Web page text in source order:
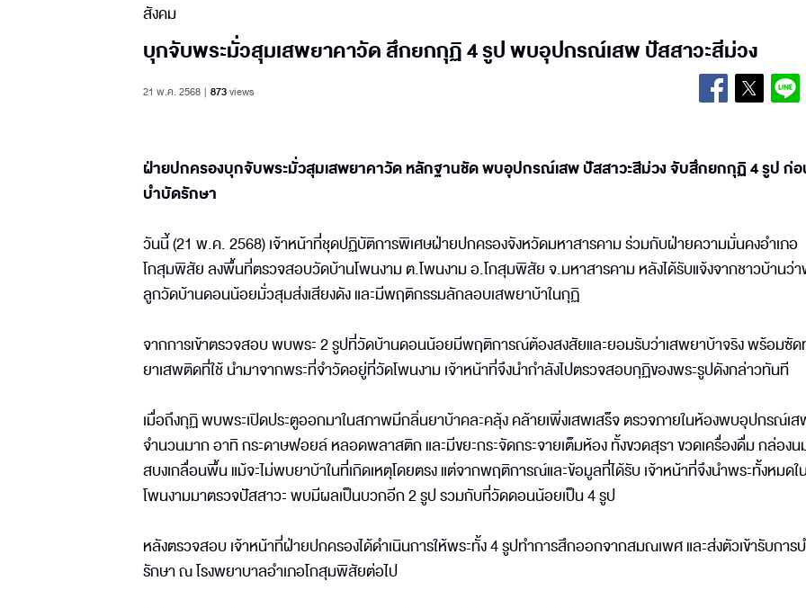
สังคม
บุกจับพระมั่วสุมเสพยาคาวัด สึกยกกุฏิ 4 รูป พบอุปกรณ์เสพ ปัสสาวะสีม่วง
21 พ.ค. 2568 873views
ฝ่ายปกครองบุกจับพระมั่วสุมเสพยาคาวัด หลักฐานชัด พบอุปกรณ์เสพ ปัสสาวะสีม่วง จับสึกยกกุฏิ 4 รูป ก่
บำบัดรักษา
วันนี้ (21 พ.ค. 2568) เจ้าหน้าที่ชุดปฏิบัติการพิเศษฝ่ายปกครองจังหวัดมหาสารคาม ร่วมกับฝ่ายความมั่นคงอำเภอ
โกสุมพิสัย ลงพื้นที่ตรวจสอบวัดบ้านโพนงาม ต.โพนงาม อ.โกสุมพิสัย จ.มหาสารคาม หลังได้รับแจ้งจากชาวบ้านว่
ลูกวัดบ้านดอนน้อยมั่วสุมส่งเสียงดัง และมีพฤติกรรมลักลอบเสพยาบ้าในกุฏิ
จากการเข้าตรวจสอบ พบพระ 2 รูปที่วัดบ้านดอนน้อยมีพฤติการณ์ต้องสงสัยและยอมรับว่าเสพยาบ้าจริง พร้อมซั
ยาเสพติดที่ใช้ นำมาจากพระที่จำวัดอยู่ที่วัดโพนงาม เจ้าหน้าที่จึงนำกำลังไปตรวจสอบกุฏิของพระรูปดังกล่าวทันที
เมื่อถึงกุฏิ พบพระเปิดประตูออกมาในสภาพมีกลิ่นยาบ้าคละคลุ้ง คล้ายเพิ่งเสพเสร็จ ตรวจภายในห้องพบอุปกรณ์เ
จำนวนมาก อาทิ กระดาษฟอยล์ หลอดพลาสติก และมีขยะกระจัดกระจายเต็มห้อง ทั้งขวดสุรา ขวดเครื่องดื่ม กล่อง
สบงเกลื่อนพื้น แม้จะไม่พบยาบ้าในที่เกิดเหตุโดยตรง แต่จากพฤติการณ์และข้อมูลที่ได้รับ เจ้าหน้าที่จึงนำพระทั้งหมดใ
โพนงามมาตรวจปัสสาวะ พบมีผลเป็นบวกอีก 2 รูป รวมกับที่วัดดอนน้อยเป็น 4 รูป
หลังตรวจสอบ เจ้าหน้าที่ฝ่ายปกครองได้ดำเนินการให้พระทั้ง 4 รูปทำการสึกออกจากสมณเพศ และส่งตัวเข้ารับการ
รักษา ณ โรงพยาบาลอำเภอโกสุมพิสัยต่อไป